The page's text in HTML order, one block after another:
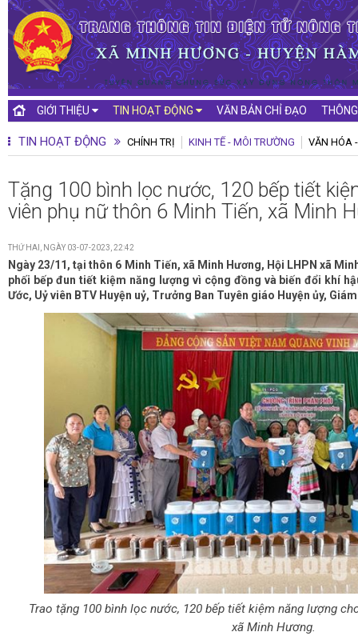
GIỚI THIỆU TIN HOẠT ĐỘNG VĂN BẢN CHỈ ĐẠO
TIN HOẠT ĐỘNG CHÍNH TRỊ KINH TẾ - MÔI TRƯỜNG VĂN HÓA
Tặng 100 bình lọc nước, 120 bếp tiết
viên phụ nữ thôn 6 Minh Tiến, xã Minh
THỨ HAI, NGÀY 03-07-2023, 22:42
Ngày 23/11, tại thôn 6 Minh Tiến, xã Minh Hương, Hội LHPN xã
phối bếp đun tiết kiệm năng lượng vì cộng đồng và biến đổi khí
Ước, Uỷ viên BTV Huyện uỷ, Trưởng Ban Tuyên giáo Huyện ủy,
Trao tặng 100 bình lọc nước, 120 bếp tiết kiệm năng lượng
xã Minh Hương.